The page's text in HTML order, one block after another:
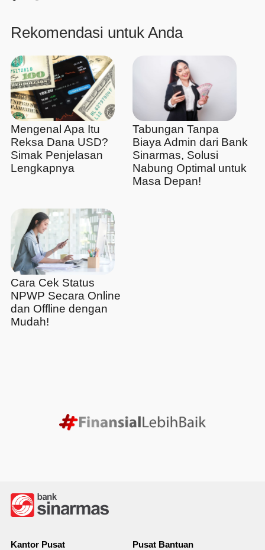
Rekomendasi untuk Anda
Mengenal Apa Itu
Reksa Dana USD?
Simak Penjelasan
Lengkapnya
Tabungan Tanpa
Biaya Admin dari Bank
Sinarmas, Solusi
Nabung Optimal untuk
Masa Depan!
Cara Cek Status
NPWP Secara Online
dan Offline dengan
Mudah!
Kantor Pusat
Pusat Bantuan